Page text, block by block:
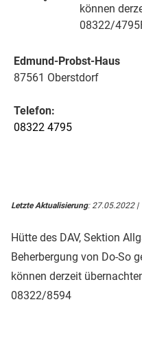
können
08322/
Edmund-Probst-Haus
87561 Oberstdorf
Telefon:
08322 4795
Letzte Aktualisierung: 27.05.2022 |
Hütte des DAV, Sektion
Beherbergung von Do-So
können derzeit
08322/8594